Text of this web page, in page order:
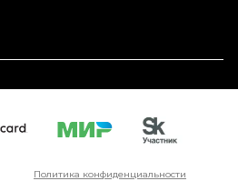
Политика конфиденциальности